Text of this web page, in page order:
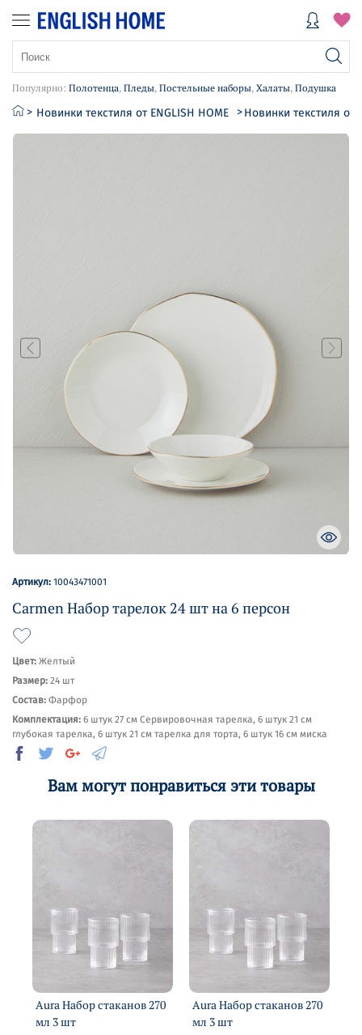
Популярно: Полотенца, Пледы, Постельные наборы, Халаты, Подушка
Новинки текстиля от ENGLISH HOME Новинки текстиля от
Артикул: 10043471001
Carmen Набор тарелок 24 шт на 6 персон
Цвет: Желтый
Размер: 24 шт
Состав: Фарфор
Комплектация: 6 штук 27 см Сервировочная тарелка, 6 штук 21 см
глубокая тарелка, 6 штук 21 см тарелка для торта, 6 штук 16 см миска
Вам могут понравиться эти товары
Aura Набор стаканов 270
мл 3 шт
Aura Набор стаканов 270
мл 3 шт